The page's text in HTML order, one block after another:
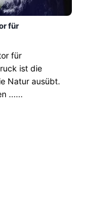
für
für
ist die
Natur ausübt.
......